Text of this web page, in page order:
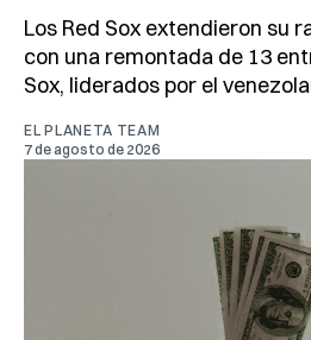
Los Red Sox extendieron su
con una remontada de 13
Sox, liderados por el
EL PLANETA TEAM
7 de agosto de 2026